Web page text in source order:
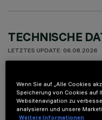
TECHNISCHE
LETZTES UPDATE: 06.08.2026
Miniaturisierte, lineare
Elementen mit LED-
kompakten Größe der
Wenn Sie auf „Alle Cookies
Speicherung von Cookies auf
Websitenavigation zu
analysieren und unsere
Weitere Informationen